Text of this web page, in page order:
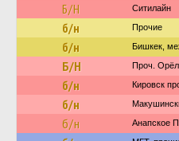
Б/Н Ситилайн
б/н Прочие
б/н Бишкек,
Б/Н Проч. Орёл
б/н Кировск
б/н
б/н Анапское